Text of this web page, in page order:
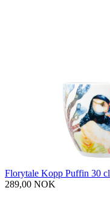
Florytale Kopp Puffin 30 cl
289,00 NOK